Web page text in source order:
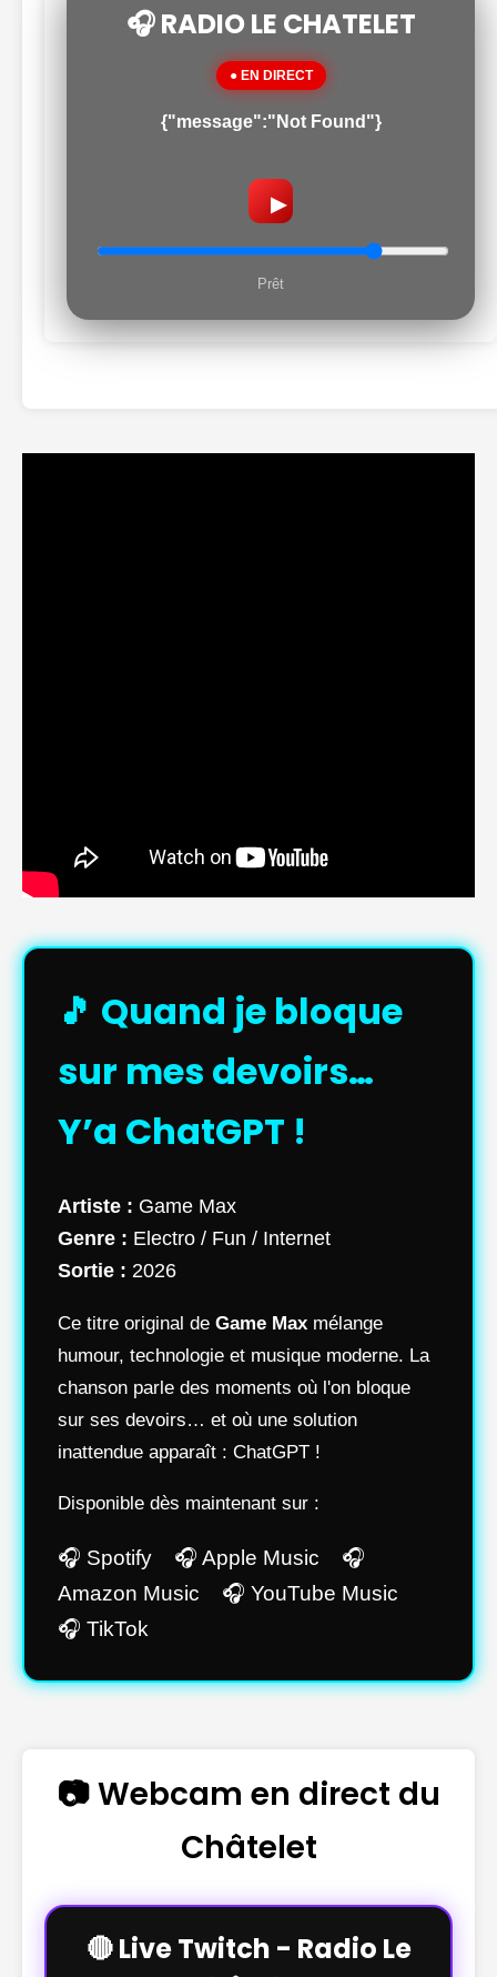
🎧 RADIO LE CHATELET
● EN DIRECT
{"message":"Not Found"}
▶
Prêt
🎵 Quand je bloque
sur mes devoirs…
Y’a ChatGPT !
Artiste : Game Max
Genre : Electro / Fun / Internet
Sortie : 2026
Ce titre original de Game Max mélange
humour, technologie et musique moderne. La
chanson parle des moments où l'on bloque
sur ses devoirs… et où une solution
inattendue apparaît : ChatGPT !
Disponible dès maintenant sur :
🎧 Spotify 🎧 Apple Music 🎧
Amazon Music 🎧 YouTube Music
🎧 TikTok
📷 Webcam en direct du
Châtelet
🔴 Live Twitch - Radio Le